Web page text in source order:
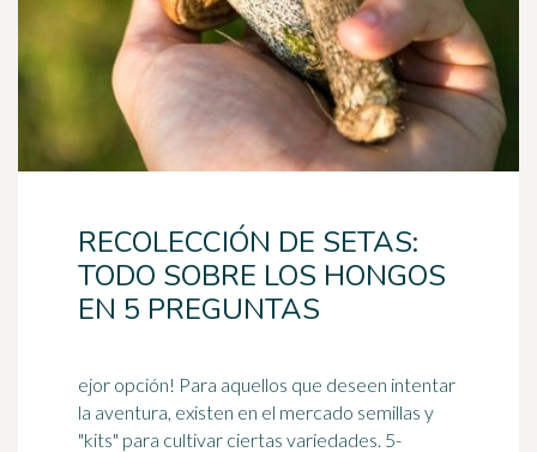
RECOLECCIÓN DE SETAS:
TODO SOBRE LOS HONGOS
EN 5 PREGUNTAS
ejor opción! Para aquellos que deseen intentar
la aventura, existen en el mercado semillas y
"kits" para cultivar ciertas variedades. 5-